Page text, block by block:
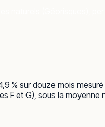
% sur douze mois
F et G), sous la